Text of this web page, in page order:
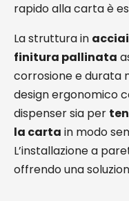
rapido alla carta è
La struttura in
finitura pallinata
corrosione e durata
design ergonomico
dispenser sia per
la carta in modo
L’installazione a
offrendo una